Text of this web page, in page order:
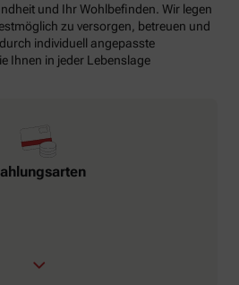
und Ihr Wohlbefinden. Wir legen
zu versorgen, betreuen und
individuell angepasste
Ihnen in jeder Lebenslage